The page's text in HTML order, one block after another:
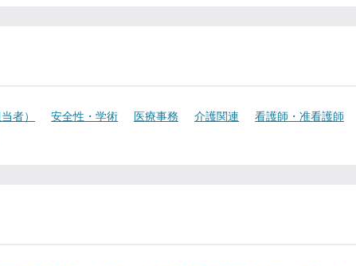
者） 安全性・学術 医療事務 介護関連
看護師・准看護師